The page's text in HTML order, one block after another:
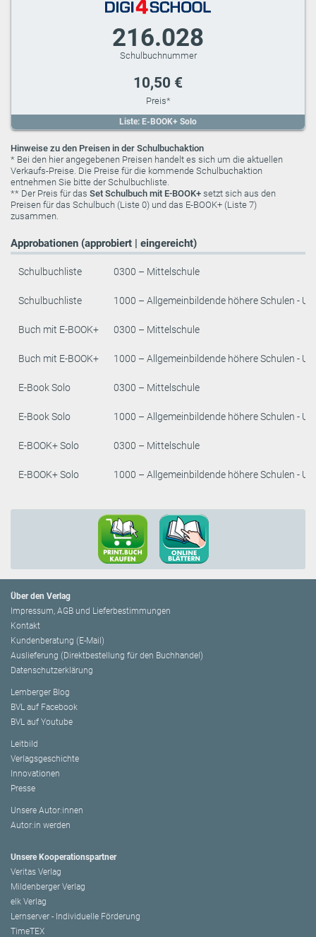
Liste: E-BOOK+ Solo
216.028
10,50 €
Hinweise zu den Preisen in der Schulbuchaktion
* Bei den hier angegebenen Preisen handelt es sich um die aktuellen
Verkaufs-Preise. Die Preise für die kommende Schulbuchaktion
entnehmen Sie bitte der Schulbuchliste.
** Der Preis für das Set Schulbuch mit E-BOOK+ setzt sich aus den
Preisen für das Schulbuch (Liste 0) und das E-BOOK+ (Liste 7)
zusammen.
Approbationen (approbiert | eingereicht)
Schulbuchliste 0300 – Mittelschule
Schulbuchliste 1000 – Allgemeinbildende höhere Schulen -
Buch mit E-BOOK+ 0300 – Mittelschule
Buch mit E-BOOK+ 1000 – Allgemeinbildende höhere Schulen -
E-Book Solo 0300 – Mittelschule
E-Book Solo 1000 – Allgemeinbildende höhere Schulen -
E-BOOK+ Solo 0300 – Mittelschule
E-BOOK+ Solo 1000 – Allgemeinbildende höhere Schulen -
Über den Verlag
Impressum, AGB und Lieferbestimmungen
Kontakt
Kundenberatung (E-Mail)
Auslieferung (Direktbestellung für den Buchhandel)
Datenschutzerklärung
Lemberger Blog
BVL auf Facebook
BVL auf Youtube
Leitbild
Verlagsgeschichte
Innovationen
Presse
Unsere Autor:innen
Autor:in werden
Unsere Kooperationspartner
Veritas Verlag
Mildenberger Verlag
elk Verlag
Lernserver - Individuelle Förderung
TimeTEX